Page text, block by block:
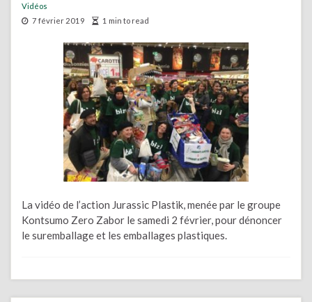
Vidéos
7 février 2019
1 min to read
La vidéo de l’action Jurassic Plastik, menée par le groupe
Kontsumo Zero Zabor le samedi 2 février, pour dénoncer
le suremballage et les emballages plastiques.